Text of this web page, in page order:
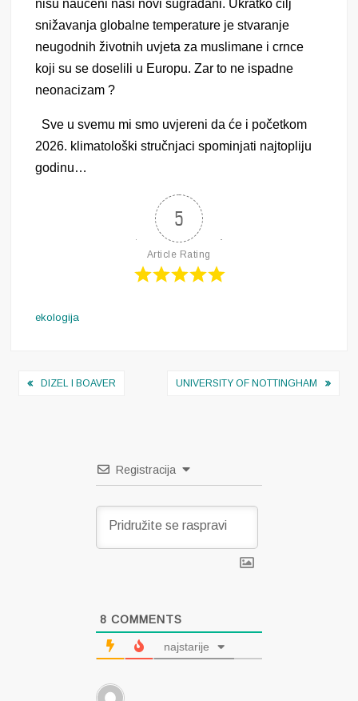
nisu naučeni naši novi sugrađani. Ukratko cilj
snižavanja globalne temperature je stvaranje
neugodnih životnih uvjeta za muslimane i crnce
koji su se doselili u Europu. Zar to ne ispadne
neonacizam ?
Sve u svemu mi smo uvjereni da će i početkom
2026. klimatološki stručnjaci spominjati najtopliju
godinu…
5
Article Rating
ekologija
Navigacija
DIZEL I BOAVER UNIVERSITY OF NOTTINGHAM
Registracija
8 COMMENTS
najstarije